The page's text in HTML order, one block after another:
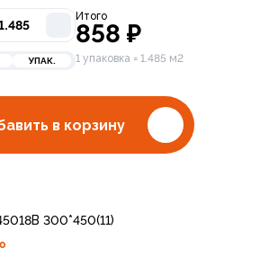
УПАК.
Итого
858 ₽
1 упаковка = 1.485 м2
в корзину
300*450(11)